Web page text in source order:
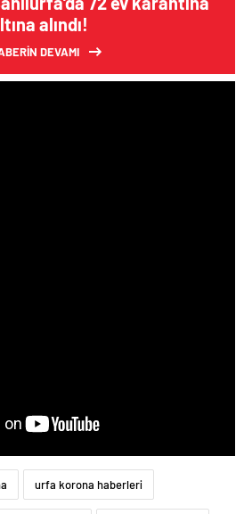
alındı!
DEVAMI
urfa korona haberleri